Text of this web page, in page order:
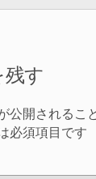
す
公開されるこ
必須項目です